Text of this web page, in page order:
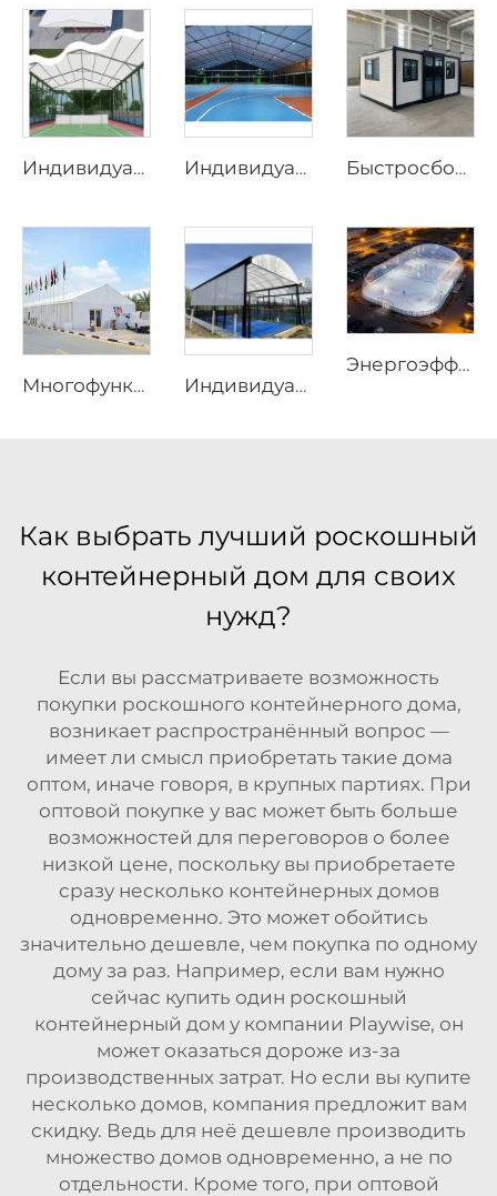
Индивидуальные панорамные решения для падел-кортов со стеклянными стенами | Спортивные навесы из стали и алюминия с теневыми клапанами для проектов круглогодичного использования Индивидуальные конструкционные решения для падел-кортов | Спортивные навесы из стали и стекла с теневыми клапанами и ветрозащитным алюминиевым каркасом Быстросборный prefabрицированный дом длиной 20 футов | Портативное мобильное жилое решение с 3 спальнями
Многофункциональные решения на основе алюминиевой конструкции | Промышленный складской тент большого размера и роскошный маркиз для уличных мероприятий для проведения праздничных мероприятий Индивидуальный модульный открытый падел-теннисный корт с крышей | Портативное дождезащитное сооружение для падел-тенниса для роскошных курортов и спортивных центров
Энергоэффективная воздушная купольная конструкция | Профессиональная всепогодная ограждающая конструкция для спортивных объектов
Как выбрать лучший роскошный
контейнерный дом для своих
нужд?
Если вы рассматриваете возможность
покупки роскошного контейнерного дома,
возникает распространённый вопрос —
имеет ли смысл приобретать такие дома
оптом, иначе говоря, в крупных партиях. При
оптовой покупке у вас может быть больше
возможностей для переговоров о более
низкой цене, поскольку вы приобретаете
сразу несколько контейнерных домов
одновременно. Это может обойтись
значительно дешевле, чем покупка по одному
дому за раз. Например, если вам нужно
сейчас купить один роскошный
контейнерный дом у компании Playwise, он
может оказаться дороже из-за
производственных затрат. Но если вы купите
несколько домов, компания предложит вам
скидку. Ведь для неё дешевле производить
множество домов одновременно, а не по
отдельности. Кроме того, при оптовой